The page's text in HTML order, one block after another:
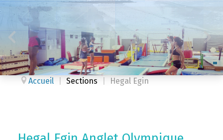
Accueil Sections Hegal Egin